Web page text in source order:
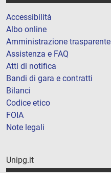
Accessibilità
Albo online
Amministrazione trasparente
Assistenza e FAQ
Atti di notifica
Bandi di gara e contratti
Bilanci
Codice etico
FOIA
Note legali
Unipg.it